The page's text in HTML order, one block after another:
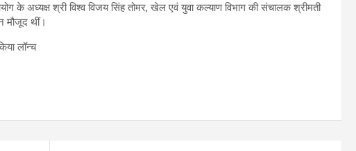
के अध्यक्ष श्री विश्व विजय सिंह तोमर, खेल एवं युवा कल्याण विभाग की संचालक श्रीमती
मौजूद थीं।